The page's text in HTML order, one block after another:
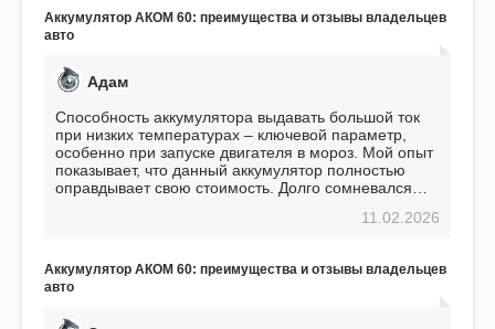
Аккумулятор АКОМ 60: преимущества и отзывы владельцев
авто
Адам
Способность аккумулятора выдавать большой ток
при низких температурах – ключевой параметр,
особенно при запуске двигателя в мороз. Мой опыт
показывает, что данный аккумулятор полностью
оправдывает свою стоимость. Долго сомневался
пожалел. Считаю, что это отличное вложение,11.02.2026
Аккумулятор АКОМ 60: преимущества и отзывы владельцев
авто